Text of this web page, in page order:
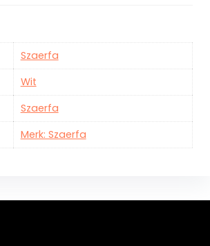
Szaerfa
Wit
Szaerfa
Merk: Szaerfa